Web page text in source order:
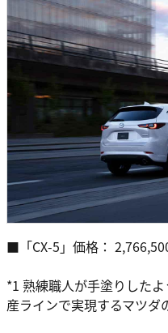
■「CX-5」価格：
*1 熟練職人が手塗りした
産ラインで実現するマツダ